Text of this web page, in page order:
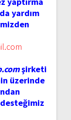
yardım
şirketi
üzerinde